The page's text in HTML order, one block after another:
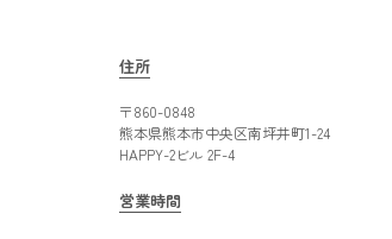
住所
〒860-0848
熊本県熊本市中央区南坪井町1-24
HAPPY-2ビル 2F-4
営業時間